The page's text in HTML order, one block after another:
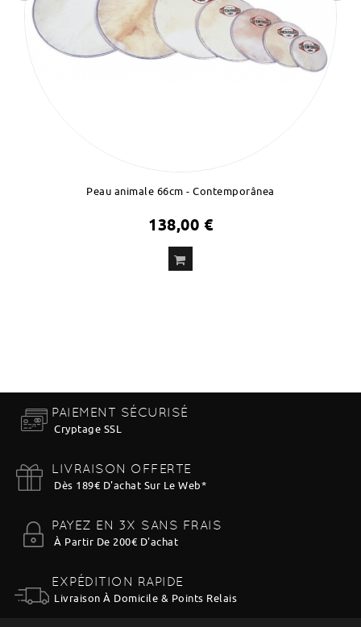
Peau animale 66cm - Contemporânea
138,00 €
PAIEMENT SÉCURISÉ
Cryptage SSL
LIVRAISON OFFERTE
Dès 189€ D'achat Sur Le Web*
PAYEZ EN 3X SANS FRAIS
À Partir De 200€ D'achat
EXPÉDITION RAPIDE
Livraison À Domicile & Points Relais